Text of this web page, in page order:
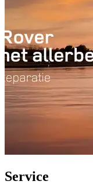
Service